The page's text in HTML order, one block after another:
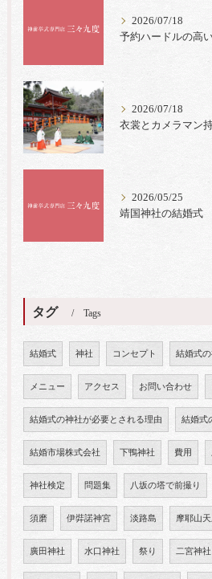
2026/07/18
予約ハードルの高
2026/07/18
衣裳とカメラマン
2026/05/25
靖国神社の結婚式
タグ Tags
結婚式 神社 コンセプト 結婚式
メニュー アクセス お問い合わせ
結婚式の神社が必要とされる理由 結婚式
結婚市場株式会社 下鴨神社 費用
神社検定 問題集 八坂の塔で前撮り
須磨 伊弉諾神宮 淡路島 摩耶山
廣田神社 水口神社 祭り 二宮神社